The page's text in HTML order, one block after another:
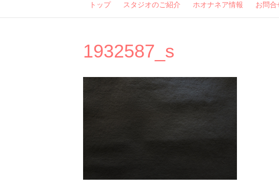
トップ スタジオのご紹介 ホオナネア情報 お問合
1932587_s